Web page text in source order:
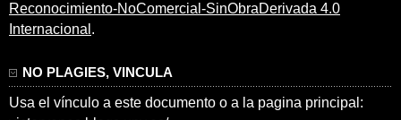
Reconocimiento-NoComercial-SinObraDerivada 4.0
Internacional .
NO PLAGIES, VINCULA
Usa el vínculo a este documento o a la pagina principal: